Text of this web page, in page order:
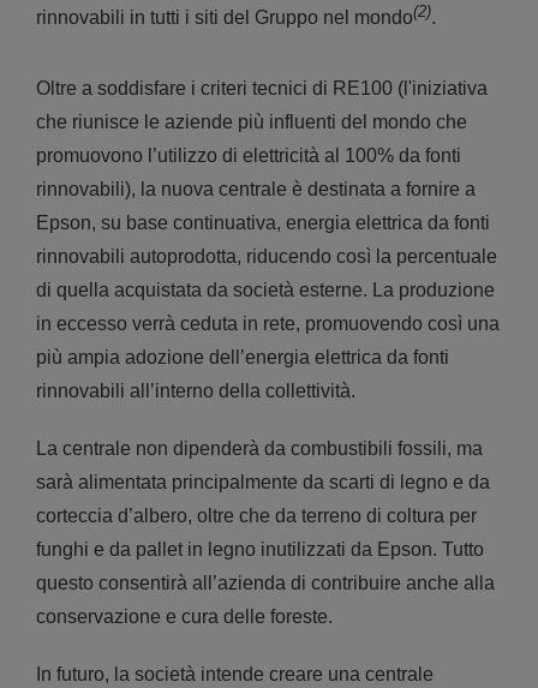
rinnovabili in tutti i siti del Gruppo nel mondo(2).
Oltre a soddisfare i criteri tecnici di RE100 (l'iniziativa
che riunisce le aziende più influenti del mondo che
promuovono l’utilizzo di elettricità al 100% da fonti
rinnovabili), la nuova centrale è destinata a fornire a
Epson, su base continuativa, energia elettrica da fonti
rinnovabili autoprodotta, riducendo così la percentuale
di quella acquistata da società esterne. La produzione
in eccesso verrà ceduta in rete, promuovendo così una
più ampia adozione dell’energia elettrica da fonti
rinnovabili all’interno della collettività.
La centrale non dipenderà da combustibili fossili, ma
sarà alimentata principalmente da scarti di legno e da
corteccia d’albero, oltre che da terreno di coltura per
funghi e da pallet in legno inutilizzati da Epson. Tutto
questo consentirà all’azienda di contribuire anche alla
conservazione e cura delle foreste.
In futuro, la società intende creare una centrale